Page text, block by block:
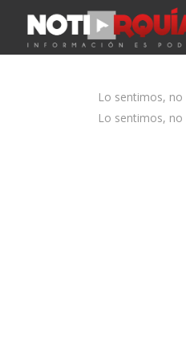
Lo sentimos,
Lo sentimos,